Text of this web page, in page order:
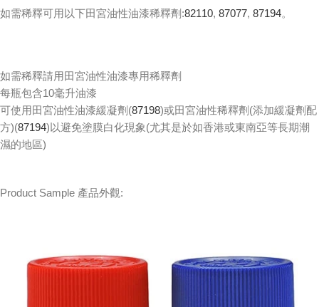
如需稀釋可用以下田宮油性油漆稀釋劑:82110, 87077, 87194。
如需稀釋請用田宮油性油漆專用稀釋劑
每瓶包含10毫升油漆
可使用田宮油性油漆緩凝劑(87198)或田宮油性稀釋劑(添加緩凝劑配
方)(87194)以避免塗膜白化現象(尤其是於如香港或東南亞等長期潮
濕的地區)
Product Sample 產品外觀: